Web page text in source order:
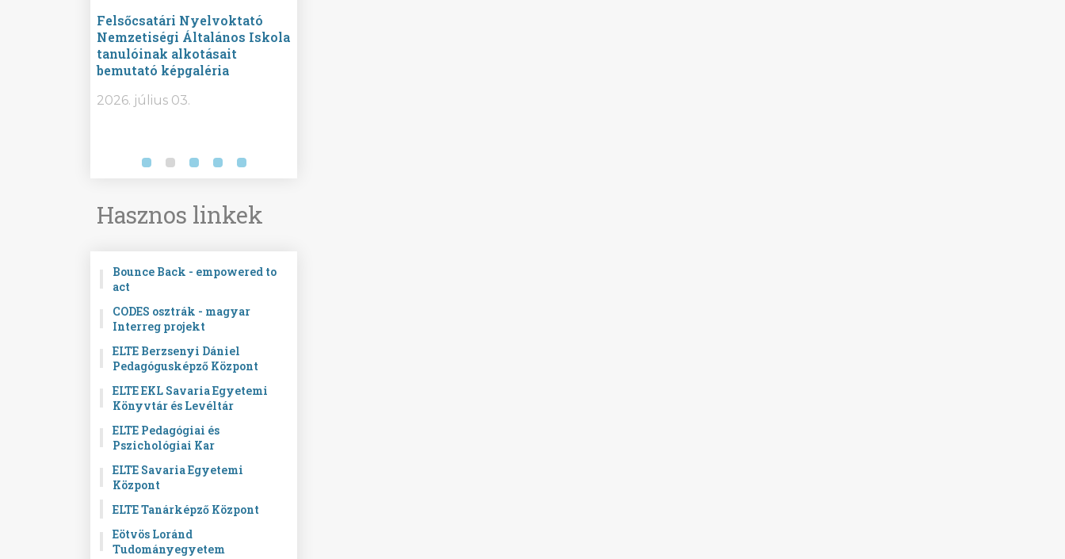
Felsőcsatári Nyelvoktató
Nemzetiségi Általános Iskola
tanulóinak alkotásait
bemutató képgaléria
2026. július 03.
Hasznos linkek
Bounce Back - empowered to
act
CODES osztrák - magyar
Interreg projekt
ELTE Berzsenyi Dániel
Pedagógusképző Központ
ELTE EKL Savaria Egyetemi
Könyvtár és Levéltár
ELTE Pedagógiai és
Pszichológiai Kar
ELTE Savaria Egyetemi
Központ
ELTE Tanárképző Központ
Eötvös Loránd
Tudományegyetem